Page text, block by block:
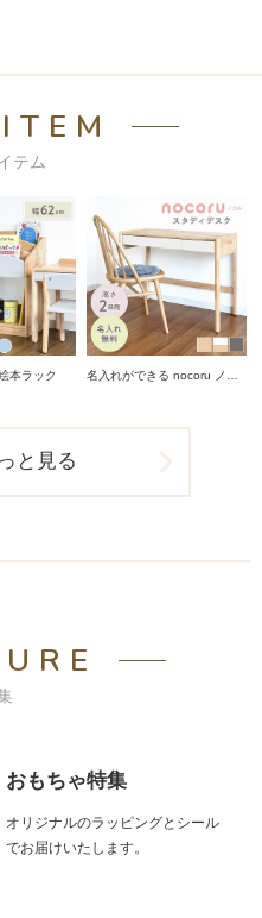
テム
本ラック
名入れができる nocoru ノコ
と見る
おもちゃ特集
オリジナルのラッピングとシール
でお届けいたします。